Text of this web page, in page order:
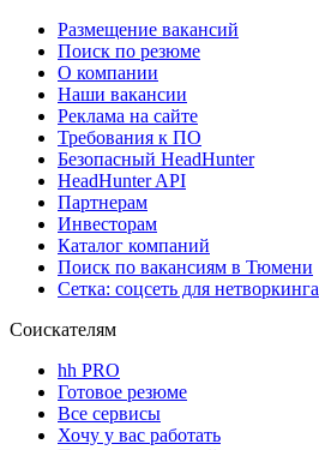
Размещение вакансий
Поиск по резюме
О компании
Наши вакансии
Реклама на сайте
Требования к ПО
Безопасный HeadHunter
HeadHunter API
Партнерам
Инвесторам
Каталог компаний
Поиск по вакансиям в Тюмени
Сетка: соцсеть для нетворкинга
Соискателям
hh PRO
Готовое резюме
Все сервисы
Хочу у вас работать